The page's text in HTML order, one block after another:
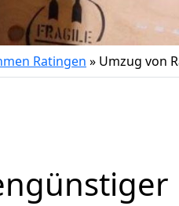
Ratingen » Umzug von